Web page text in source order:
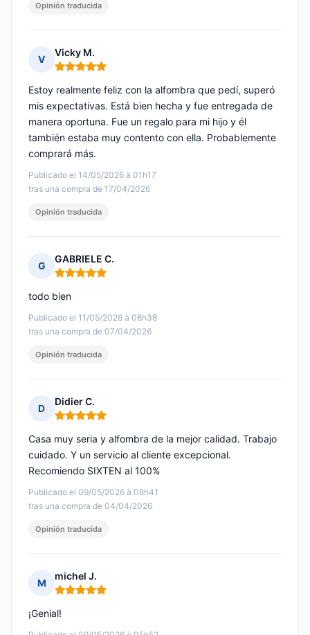
Opinión traducida
V
Vicky M.
Nota: 5 de 5
Publicado el 14/05/2026 à 01h17
tras una compra de 17/04/2026
Estoy realmente feliz con la alfombra que pedí, superó
mis expectativas. Está bien hecha y fue entregada de
manera oportuna. Fue un regalo para mi hijo y él
también estaba muy contento con ella. Probablemente
comprará más.
Opinión traducida
G
GABRIELE C.
Nota: 5 de 5
Publicado el 11/05/2026 à 08h38
tras una compra de 07/04/2026
todo bien
Opinión traducida
D
Didier C.
Nota: 5 de 5
Publicado el 09/05/2026 à 08h41
tras una compra de 04/04/2026
Casa muy seria y alfombra de la mejor calidad. Trabajo
cuidado. Y un servicio al cliente excepcional.
Recomiendo SIXTEN al 100%
Opinión traducida
M
michel J.
Nota: 5 de 5
¡Genial!